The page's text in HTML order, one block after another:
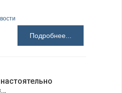
Подробнее...